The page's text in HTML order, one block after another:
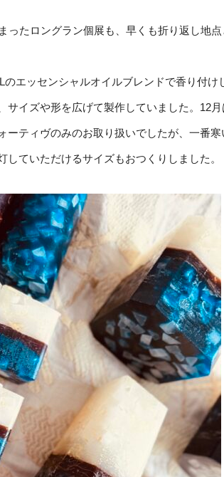
ったロングラン個展も、早くも折り返し地
のエッセンシャルオイルブレンドで香り付け
サイズや形を広げて製作していました。12
ーティヴのみのお取り扱いでしたが、一番寒
していただけるサイズもおつくりしました。